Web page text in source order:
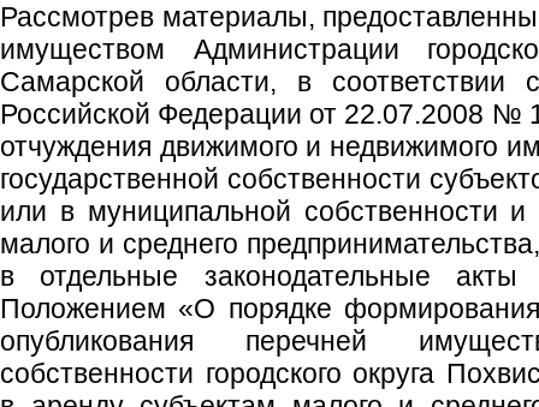
Рассмотрев материалы,
имуществом Администрации
Самарской области, в соответствии
Российской Федерации от 22.07.2008 №
отчуждения движимого и недвижимого
государственной собственности
или в муниципальной собственности и
малого и среднего
в отдельные законодательные акты
Положением «О порядке
опубликования перечней
собственности городского округа